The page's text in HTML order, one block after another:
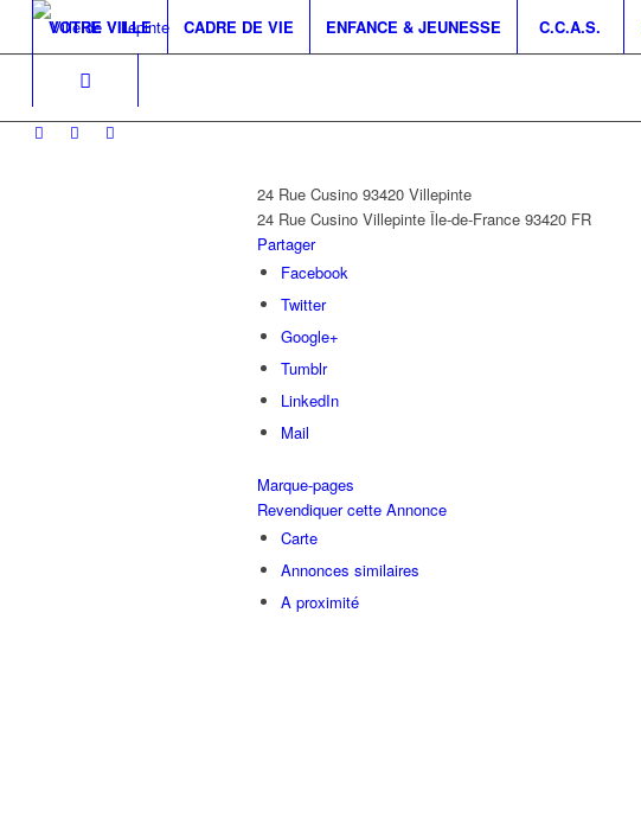
VOTRE VILLE CADRE DE VIE ENFANCE & JEUNESSE C.C.A.S.
24 Rue Cusino 93420 Villepinte
24 Rue Cusino Villepinte Île-de-France 93420 FR
Partager
Facebook
Twitter
Google+
Tumblr
LinkedIn
Mail
Marque-pages
Revendiquer cette Annonce
Carte
Annonces similaires
A proximité